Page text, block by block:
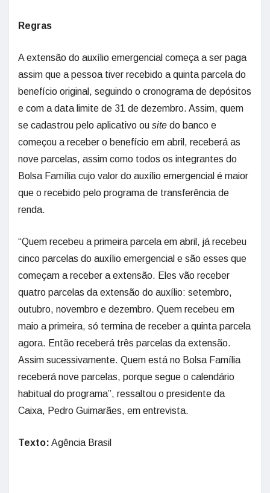
Regras
A extensão do auxílio emergencial começa a ser paga
assim que a pessoa tiver recebido a quinta parcela do
benefício original, seguindo o cronograma de depósitos
e com a data limite de 31 de dezembro. Assim, quem
se cadastrou pelo aplicativo ou site do banco e
começou a receber o benefício em abril, receberá as
nove parcelas, assim como todos os integrantes do
Bolsa Família cujo valor do auxílio emergencial é maior
que o recebido pelo programa de transferência de
renda.
“Quem recebeu a primeira parcela em abril, já recebeu
cinco parcelas do auxílio emergencial e são esses que
começam a receber a extensão. Eles vão receber
quatro parcelas da extensão do auxílio: setembro,
outubro, novembro e dezembro. Quem recebeu em
maio a primeira, só termina de receber a quinta parcela
agora. Então receberá três parcelas da extensão.
Assim sucessivamente. Quem está no Bolsa Família
receberá nove parcelas, porque segue o calendário
habitual do programa”, ressaltou o presidente da
Caixa, Pedro Guimarães, em entrevista.
Texto: Agência Brasil